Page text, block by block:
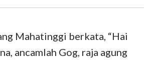
Nehemia
Ayub
Amsal
Mahatinggi berkata, “Hai
ancamlah Gog, raja agung